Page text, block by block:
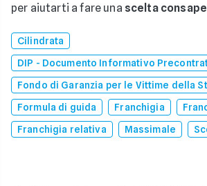
per aiutarti a fare una scelta
Cilindrata
DIP - Documento Informativo
Fondo di Garanzia per le Vittime della
Formula di guida
Franchigia
Franchigia relativa
Massimale